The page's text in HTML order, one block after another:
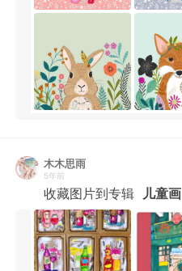
木木思雨
5年前
收藏图片到专辑 儿童画